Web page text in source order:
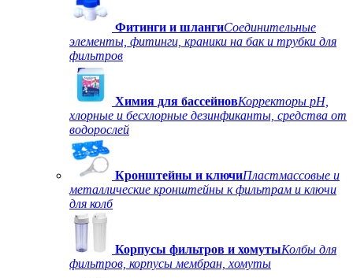
Фитинги и шлангиСоединительные
элементы, фитинги, краники на бак и трубки для
фильтров
Химия для бассейновКорректоры рН,
хлорные и бесхлорные дезинфиканты, средства от
водорослей
Кронштейны и ключиПластмассовые и
металлические кронштейны к фильтрам и ключи
для колб
Корпусы фильтров и хомутыКолбы для
фильтров, корпусы мембран, хомуты